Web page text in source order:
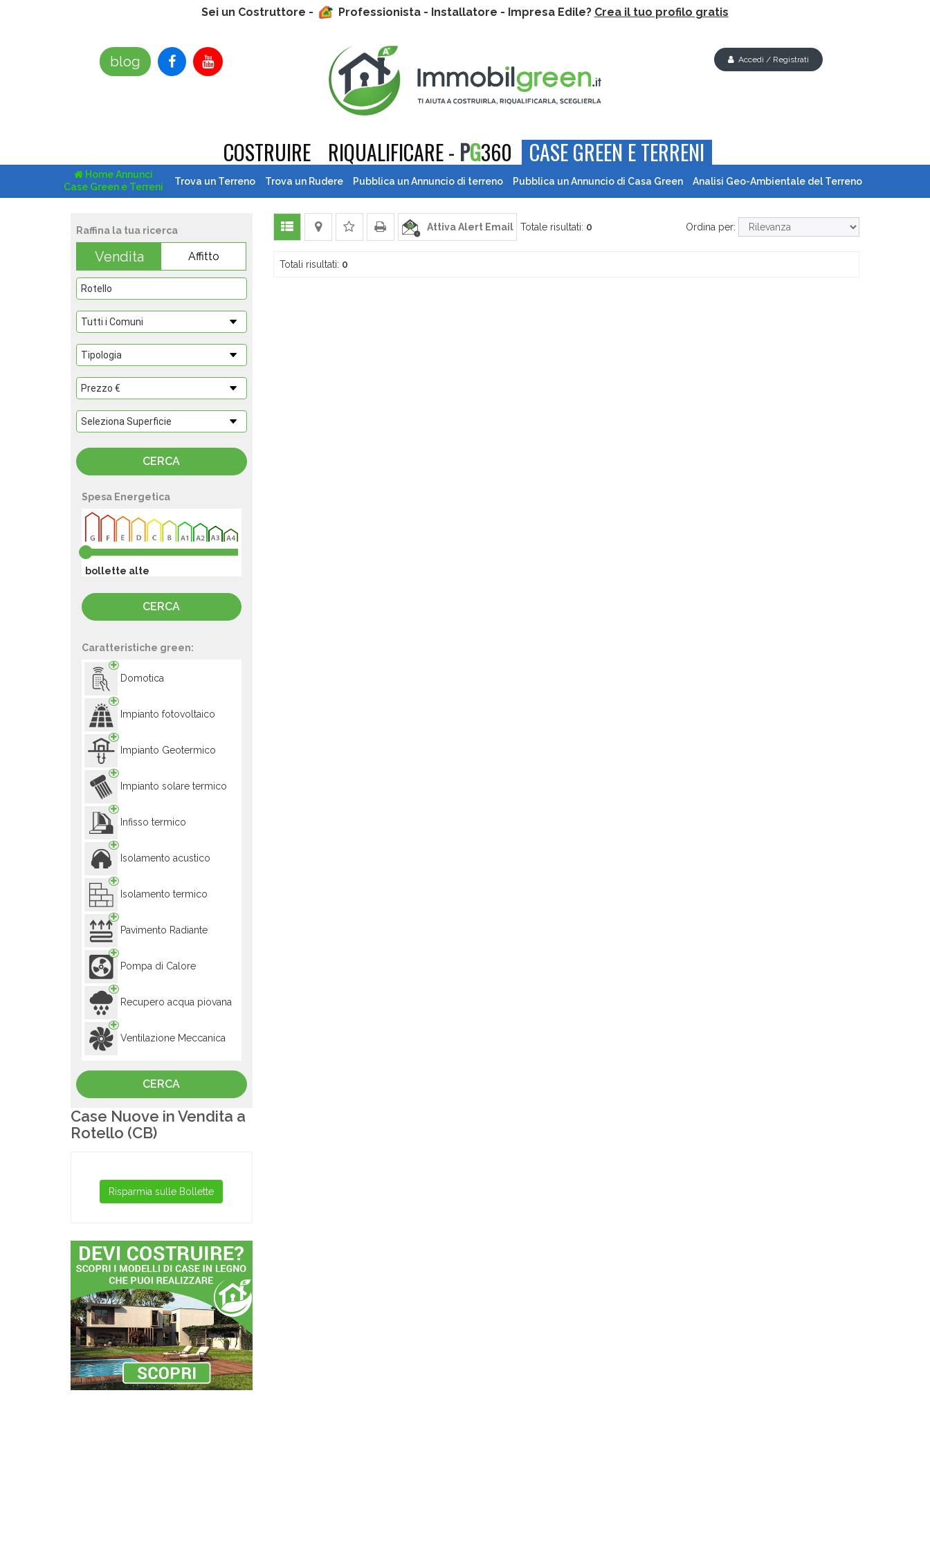
Sei un Costruttore - Professionista - Installatore - Impresa Edile? Crea il tuo profilo gratis
blog Accedi / Registrati
COSTRUIRE RIQUALIFICARE - PG360 CASE GREEN E TERRENI
Home Annunci
Case Green e Terreni
Trova un Terreno Trova un Rudere Pubblica un Annuncio di terreno Pubblica un Annuncio di Casa Green Analisi Geo-Ambientale del Terreno
Raffina la tua ricerca
Vendita Affitto
Spesa Energetica
bollette alte
Caratteristiche green:
Domotica
Impianto fotovoltaico
Impianto Geotermico
Impianto solare termico
Infisso termico
Isolamento acustico
Isolamento termico
Pavimento Radiante
Pompa di Calore
Recupero acqua piovana
Ventilazione Meccanica
Case Nuove in Vendita a
Rotello (CB)
Risparmia sulle Bollette
Attiva Alert Email Totale risultati: 0 Ordina per:
Totali risultati: 0